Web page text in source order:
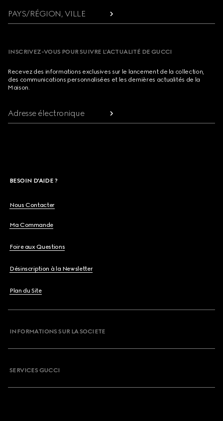
PAYS/RÉGION, VILLE
INSCRIVEZ-VOUS POUR SUIVRE L’ACTUALITÉ DE GUCCI
Recevez des informations exclusives sur le lancement de la collection,
des communications personnalisées et les dernières actualités de la
Maison.
Adresse électronique
BESOIN D'AIDE ?
Nous Contacter
Ma Commande
Foire aux Questions
Désinscription à la Newsletter
Plan du Site
INFORMATIONS SUR LA SOCIETE
SERVICES GUCCI